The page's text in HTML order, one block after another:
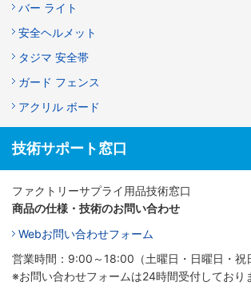
バー ライト
安全ヘルメット
タジマ 安全帯
ガード フェンス
アクリル ボード
技術サポート窓口
ファクトリーサプライ用品技術窓口
商品の仕様・技術のお問い合わせ
Webお問い合わせフォーム
営業時間：9:00～18:00（土曜日・日曜日・祝
※お問い合わせフォームは24時間受付しており